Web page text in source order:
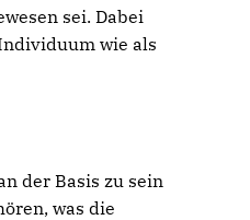
sei. Dabei
wie als
der Basis zu sein
was die